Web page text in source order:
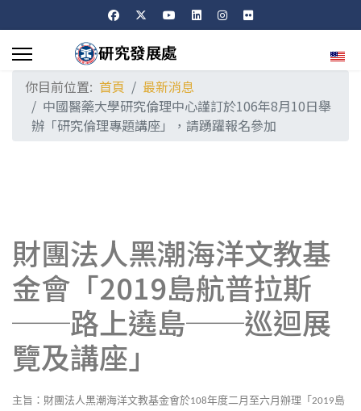
選擇
你目前位置: 首頁
最新消息
中國醫藥大學研究倫理中心謹訂於106年8月10日舉
辦「研究倫理專題講座」，請踴躍報名參加
財團法人黑潮海洋文教基
金會「2019島航普拉斯
──路上遶島──巡迴展
覽及講座」
主旨：財團法人黑潮海洋文教基金會於108年度二月至六月辦理「2019島